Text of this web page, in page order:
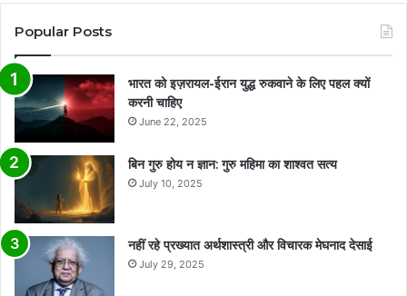
Popular Posts
भारत को इज़रायल-ईरान युद्ध रुकवाने के लिए पहल क्यों
करनी चाहिए
June 22, 2025
बिन गुरु होय न ज्ञान: गुरु महिमा का शाश्वत सत्य
July 10, 2025
नहीं रहे प्रख्यात अर्थशास्त्री और विचारक मेघनाद देसाई
July 29, 2025